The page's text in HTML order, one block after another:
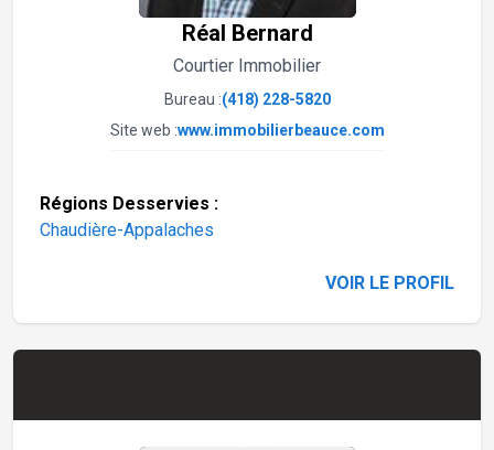
Réal Bernard
Courtier Immobilier
Bureau :(418) 228-5820
Site web :www.immobilierbeauce.com
Régions Desservies :
Chaudière-Appalaches
VOIR LE PROFIL